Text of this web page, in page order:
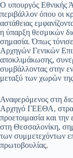
Ο υπουργός Εθνικής
περιβάλλον όπου οι
αστάθειας
η ύπαρξη θεσμικών
σημασία. Όπως
Αρχηγών Γενικών
αποκλιμάκωσης,
συμβάλλοντας στην
μεταξύ των χωρών
Αναφερόμενος στη
Αρχηγό ΓΕΕΘΑ,
προετοιμασία και την
στη Θεσσαλονίκη,
των συμμετεχόντων
πρωτοβουλίας.